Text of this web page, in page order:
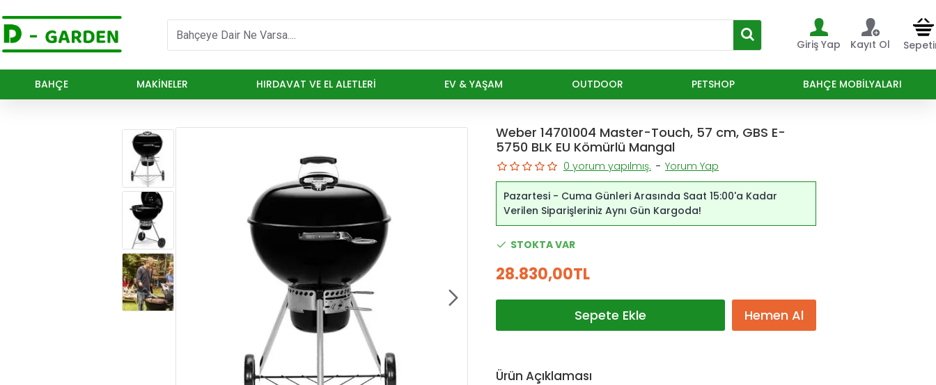
Giriş Yap Kayıt Ol
BAHÇE MAKINELER HIRDAVAT VE EL ALETLERI EV & YAŞAM OUTDOOR PETSHOP BAHÇE MOBILYALARI
Weber 14701004 Master-Touch, 57 cm, GBS E-
5750 BLK EU Kömürlü Mangal
Pazartesi - Cuma Günleri Arasında Saat 15:00'a Kadar
Verilen Siparişleriniz Aynı Gün Kargoda!
STOKTA VAR
0 yorum yapılmış. - Yorum Yap
28.830,00TL
Sepete Ekle Hemen Al
Ürün Açıklaması